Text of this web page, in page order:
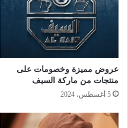
عروض مميزة وخصومات على
منتجات من ماركة السيف
5 أغسطس، 2024